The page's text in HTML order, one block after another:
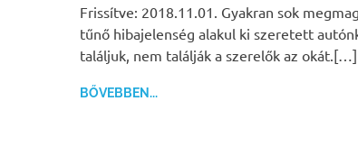
Frissítve: 2018.11.01. Gyakran sok
tűnő hibajelenség alakul ki szeretett
találjuk, nem találják a szerelők az okát.[…]
BŐVEBBEN...